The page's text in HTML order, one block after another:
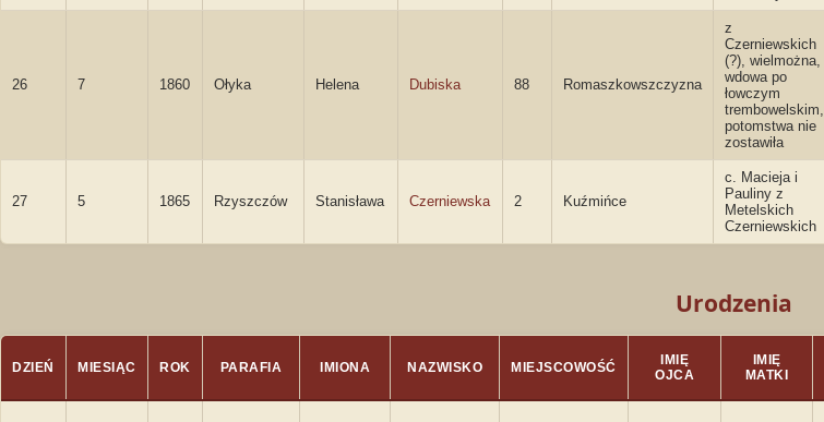
26 7 1860 Ołyka Helena Dubiska 88 Romaszkowszczyzna
z
Czerniewskich
(?), wielmożna,
wdowa po
łowczym
trembowelskim,
potomstwa nie
zostawiła
27 5 1865 Rzyszczów Stanisława Czerniewska 2 Kuźmińce
c. Macieja i
Pauliny z
Metelskich
Czerniewskich
Urodzenia
DZIEŃ MIESIĄC ROK PARAFIA IMIONA NAZWISKO MIEJSCOWOŚĆ
IMIĘ
OJCA
IMIĘ
MATKI